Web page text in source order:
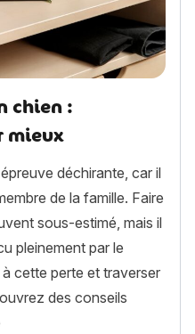
chien :
mieux
déchirante, car il
de la famille. Faire
sous-estimé, mais il
pleinement par le
cette perte et traverser
des conseils